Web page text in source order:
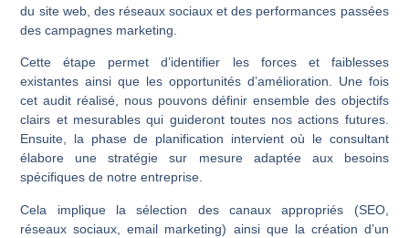
du site web, des réseaux sociaux et des performances passées
des campagnes marketing.
Cette étape permet d’identifier les forces et faiblesses
existantes ainsi que les opportunités d’amélioration. Une fois
cet audit réalisé, nous pouvons définir ensemble des objectifs
clairs et mesurables qui guideront toutes nos actions futures.
Ensuite, la phase de planification intervient où le consultant
élabore une stratégie sur mesure adaptée aux besoins
spécifiques de notre entreprise.
Cela implique la sélection des canaux appropriés (SEO,
réseaux sociaux, email marketing) ainsi que la création d’un